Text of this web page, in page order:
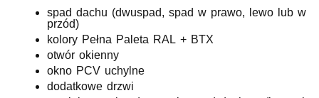
spad dachu (dwuspad, spad w prawo, lewo lub w
przód)
kolory Pełna Paleta RAL + BTX
otwór okienny
okno PCV uchylne
dodatkowe drzwi